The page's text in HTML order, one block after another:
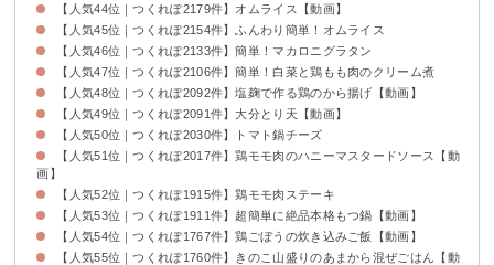
【人気44位｜つくれぽ2179件】オムライス【動画】
【人気45位｜つくれぽ2154件】ふんわり簡単！オムライス
【人気46位｜つくれぽ2133件】簡単！マカロニグラタン
【人気47位｜つくれぽ2106件】簡単！白菜と鶏もも肉のクリーム煮
【人気48位｜つくれぽ2092件】塩麹で作る鶏のから揚げ【動画】
【人気49位｜つくれぽ2091件】大分とり天【動画】
【人気50位｜つくれぽ2030件】トマト鍋チーズ
【人気51位｜つくれぽ2017件】鶏モモ肉のハニーマスタードソース【動
画】
【人気52位｜つくれぽ1915件】鶏モモ肉ステーキ
【人気53位｜つくれぽ1911件】超簡単に絶品本格もつ鍋【動画】
【人気54位｜つくれぽ1767件】鶏ごぼうの炊き込みご飯【動画】
【人気55位｜つくれぽ1760件】きのこ山盛りのあまから混ぜごはん【動